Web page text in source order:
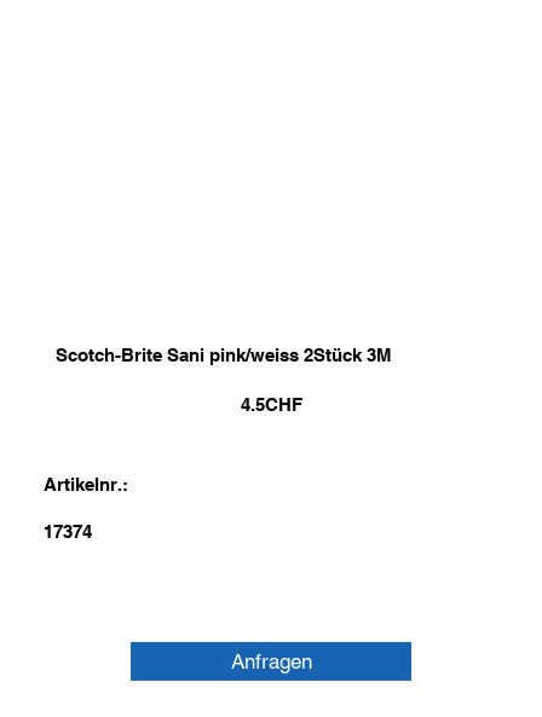
Scotch-Brite Sani pink/weiss 2Stück 3M
4.5CHF
Artikelnr.:
17374
Anfragen